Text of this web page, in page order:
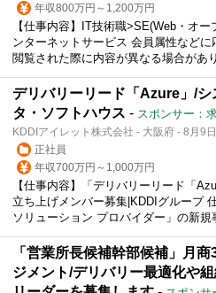
年収800万円～1,200万円
【仕事内容】IT技術職>SE(Web・オ
ンターネットサービス 会員属性など
閲覧された際に内容が異なる場合があ
デリバリーリード「Azure」/シ
タ・ソフトハウス - スポンサー：
KDDIアイレット株式会社 - 大阪府 - 8月9日
正社員
年収700万円～1,000万円
【仕事内容】「デリバリーリード「
立ち上げメンバー募集|KDDIグループ
ソリューション プロバイダー」の新規
「営業所長候補幹部候補」月
ジメント/デリバリー最適化や